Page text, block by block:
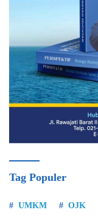
Tag Populer
UMKM OJK